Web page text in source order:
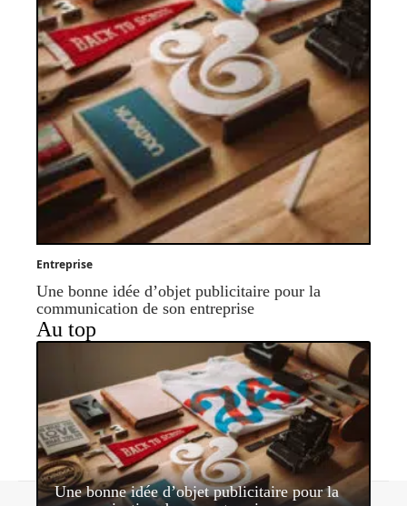
Entreprise
Une bonne idée d’objet publicitaire pour la
communication de son entreprise
Au top
Une bonne idée d’objet publicitaire pour la